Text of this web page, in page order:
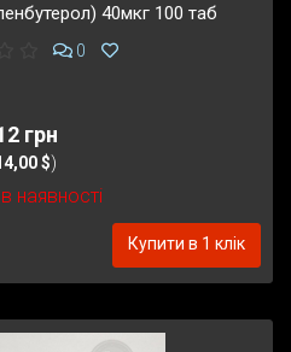
40мкг 100 таб
0
грн
$)
наявності
Купити в 1 клік